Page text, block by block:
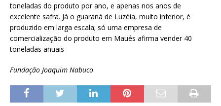
toneladas do produto por ano, e apenas nos anos de
excelente safra. Já o guaraná de Luzéia, muito inferior, é
produzido em larga escala; só uma empresa de
comercialização do produto em Maués afirma vender 40
toneladas anuais
Fundação Joaquim Nabuco